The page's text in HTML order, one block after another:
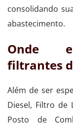
consolidando
abastecimento.
Onde
filtrantes
Além de ser
Diesel, Filtro de
Posto de